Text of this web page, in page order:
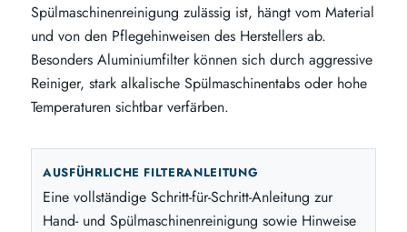
Spülmaschinenreinigung zulässig ist, hängt vom Material
und von den Pflegehinweisen des Herstellers ab.
Besonders Aluminiumfilter können sich durch aggressive
Reiniger, stark alkalische Spülmaschinentabs oder hohe
Temperaturen sichtbar verfärben.
AUSFÜHRLICHE FILTERANLEITUNG
Eine vollständige Schritt-für-Schritt-Anleitung zur
Hand- und Spülmaschinenreinigung sowie Hinweise